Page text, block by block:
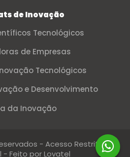
de Inovação
Tecnológicos
de Empresas
Tecnológicos
e Desenvolvimento
da Inovação
- Acesso Restrito-
- Feito porLovatel
Precisa de ajuda?